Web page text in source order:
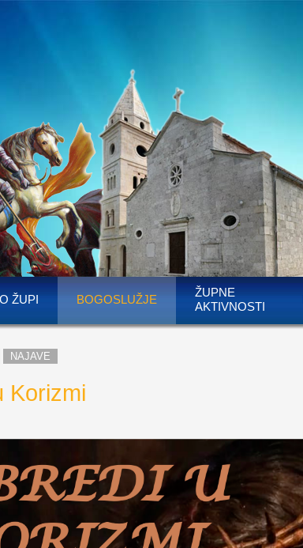
O ŽUPI BOGOSLUŽJE
ŽUPNE
AKTIVNOSTI
NAJAVE
Korizmi